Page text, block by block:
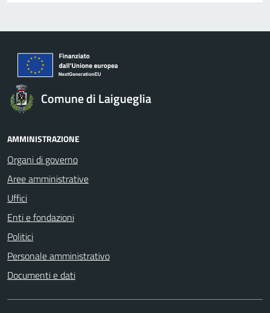
Comune di Laigueglia
AMMINISTRAZIONE
Organi di governo
Aree amministrative
Uffici
Enti e fondazioni
Politici
Personale amministrativo
Documenti e dati